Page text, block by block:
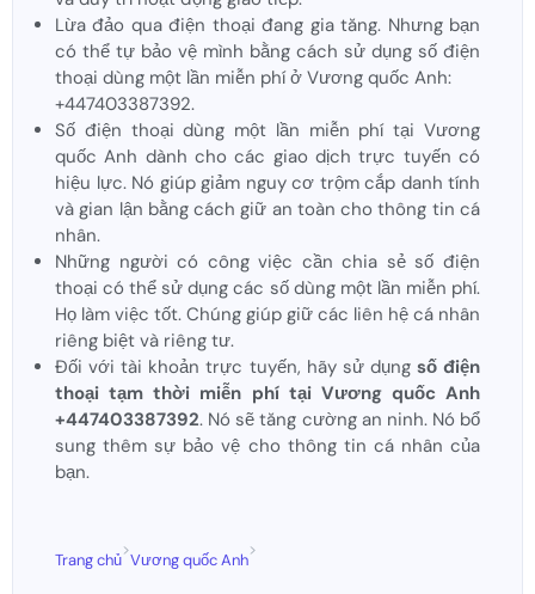
Lừa đảo qua điện thoại đang gia tăng. Nhưng bạn
có thể tự bảo vệ mình bằng cách sử dụng số điện
thoại dùng một lần miễn phí ở Vương quốc Anh:
+447403387392.
Số điện thoại dùng một lần miễn phí tại Vương
quốc Anh dành cho các giao dịch trực tuyến có
hiệu lực. Nó giúp giảm nguy cơ trộm cắp danh tính
và gian lận bằng cách giữ an toàn cho thông tin cá
nhân.
Những người có công việc cần chia sẻ số điện
thoại có thể sử dụng các số dùng một lần miễn phí.
Họ làm việc tốt. Chúng giúp giữ các liên hệ cá nhân
riêng biệt và riêng tư.
Đối với tài khoản trực tuyến, hãy sử dụng số điện
thoại tạm thời miễn phí tại Vương quốc Anh
+447403387392. Nó sẽ tăng cường an ninh. Nó bổ
sung thêm sự bảo vệ cho thông tin cá nhân của
bạn.
Trang chủ
>
Vương quốc Anh
>